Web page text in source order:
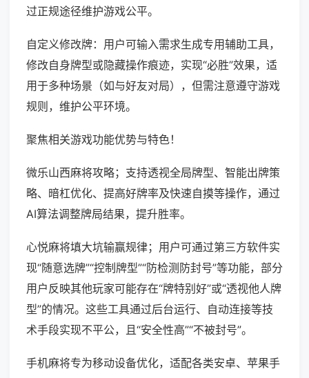
过正规途径维护游戏公平。
自定义修改牌：用户可输入需求生成专用辅助工具，
修改自身牌型或隐藏操作痕迹，实现“必胜”效果，适
用于多种场景（如与好友对局），但需注意遵守游戏
规则，维护公平环境。
聚焦相关游戏功能优势与特色！
微乐山西麻将攻略；支持透视全局牌型、智能出牌策
略、暗杠优化、提高好牌率及快速自摸等操作，通过
AI算法调整牌局结果，提升胜率。
心悦麻将填大坑输赢规律；用户可通过第三方软件实
现“随意选牌”“控制牌型”“防检测防封号”等功能，部分
用户反映其他玩家可能存在“牌特别好”或“透视他人牌
型”的情况。这些工具通过后台运行、自动连接等技
术手段实现不平公，且“安全性高”“不被封号”。
手机麻将专为移动设备优化，适配各类安卓、苹果手